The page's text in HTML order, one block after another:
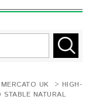
UK > HIGH-
NATURAL